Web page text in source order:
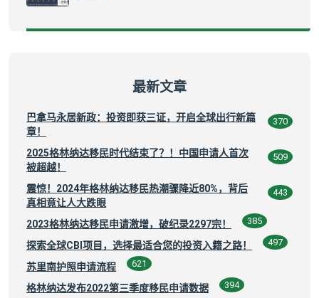
最新文章
巴拿马永居新政：投资即获三证，开启全球出行新篇
章！
370
2025格林纳达移民时代结束了？！中国申请人首次
被超越！
509
震惊！2024年格林纳达移民热潮骤降近80%，背后
真相竟让人大跌眼
443
2023格林纳达移民申请激增，破纪录2297宗！ 385
探索全球CBI项目，选择最适合您的投资入籍之路！ 497
苏里南护照申请流程 621
格林纳达发布2022第三季度移民申请数据 394